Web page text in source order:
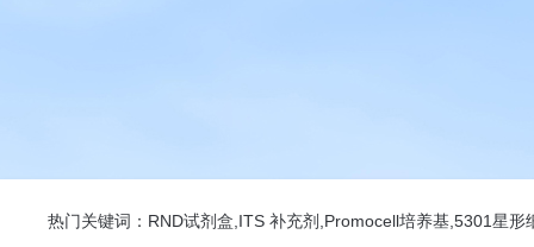
热门关键词：RND试剂盒,ITS 补充剂,Promocell培养基,5301星形